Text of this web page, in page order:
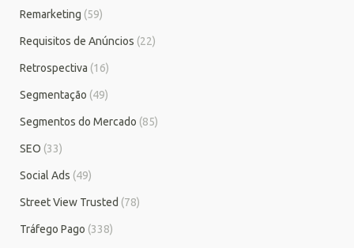
Remarketing (59)
Requisitos de Anúncios (22)
Retrospectiva (16)
Segmentação (49)
Segmentos do Mercado (85)
SEO (33)
Social Ads (49)
Street View Trusted (78)
Tráfego Pago (338)